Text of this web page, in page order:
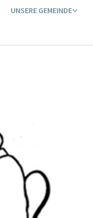
UNSERE GEMEINDE